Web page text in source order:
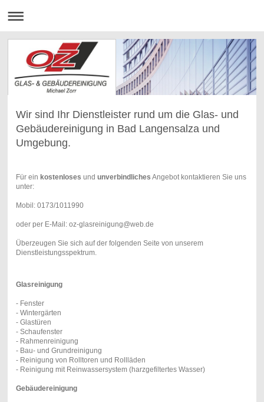
Wir sind Ihr Dienstleister rund um die Glas- und
Gebäudereinigung in Bad Langensalza und
Umgebung.
Für ein kostenloses und unverbindliches Angebot kontaktieren Sie uns
unter:
Mobil: 0173/1011990
oder per E-Mail: oz-glasreinigung@web.de
Überzeugen Sie sich auf der folgenden Seite von unserem
Dienstleistungsspektrum.
Glasreinigung
- Fenster
- Wintergärten
- Glastüren
- Schaufenster
- Rahmenreinigung
- Bau- und Grundreinigung
- Reinigung von Rolltoren und Rollläden
- Reinigung mit Reinwassersystem (harzgefiltertes Wasser)
Gebäudereinigung